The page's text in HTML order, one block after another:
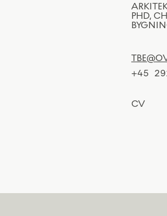
PHD,
+45
CV